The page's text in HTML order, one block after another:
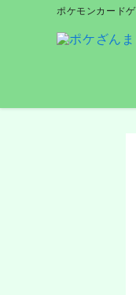
ポケモンカード